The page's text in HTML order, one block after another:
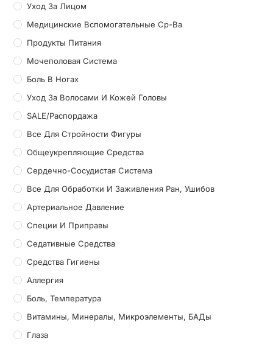
Уход За Лицом
Медицинские Вспомогательные Ср-Ва
Продукты Питания
Мочеполовая Система
Боль В Ногах
Уход За Волосами И Кожей Головы
SALE/Распордажа
Все Для Стройности Фигуры
Общеукрепляющие Средства
Сердечно-Сосудистая Система
Все Для Обработки И Заживления Ран, Ушибов
Артериальное Давление
Специи И Приправы
Седативные Средства
Средства Гигиены
Аллергия
Боль, Температура
Витамины, Минералы, Микроэлементы, БАДы
Глаза